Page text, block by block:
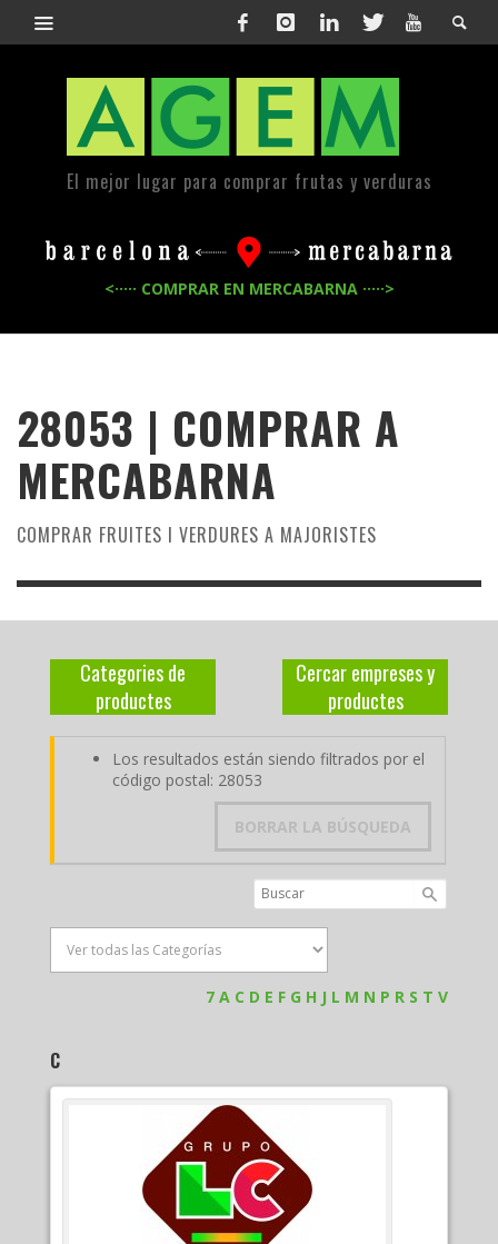
El mejor lugar para comprar frutas y verduras
<····· COMPRAR EN MERCABARNA ·····>
28053 | COMPRAR A
MERCABARNA
COMPRAR FRUITES I VERDURES A MAJORISTES
Categories de
productes
Cercar empreses y
productes
Los resultados están siendo filtrados por el
código postal: 28053
BORRAR LA BÚSQUEDA
7 A C D E F G H J L M N P R S T V
C